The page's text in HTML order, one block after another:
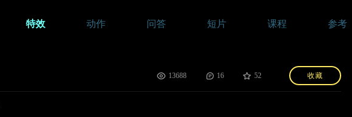
特效 动作 问答 短片 课程 参考
收藏
13688 16 52